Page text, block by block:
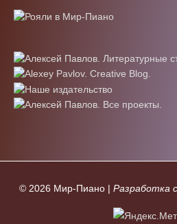
© 2026 Мир-Пиано| Разработка